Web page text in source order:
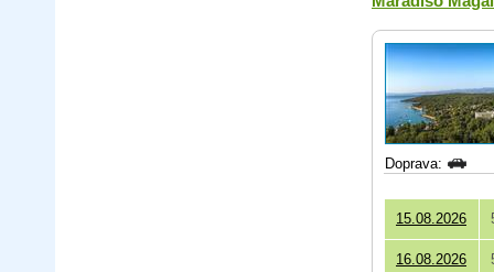
Doprava:
15.08.2026
16.08.2026